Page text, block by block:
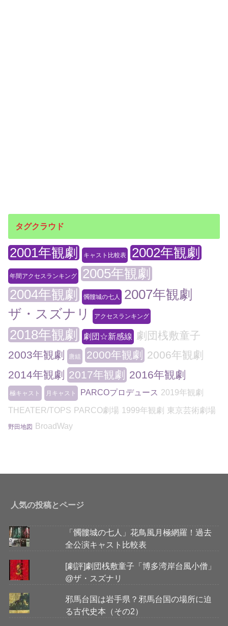
タグクラウド
2001年観劇 キャスト比較表 2002年観劇
年間アクセスランキング
2005年観劇
2004年観劇
髑髏城の七人
2007年観劇
ザ・スズナリ
アクセスランキング
2018年観劇 劇団☆新感線
劇団桟敷童子
2003年観劇
唐組 2000年観劇
2006年観劇
2014年観劇 2017年観劇 2016年観劇
極キャスト 月キャスト PARCOプロデュース 2019年観劇
THEATER/TOPS PARCO劇場 1999年観劇 東京芸術劇場
野田地図 BroadWay
人気の投稿とページ
「髑髏城の七人」花鳥風月極網羅！過去
全公演キャスト比較表
[劇評]劇団桟敷童子「博多湾岸台風小僧」
@ザ・スズナリ
邪馬台国は岩手県？邪馬台国の場所に迫
る古代史本（その2）